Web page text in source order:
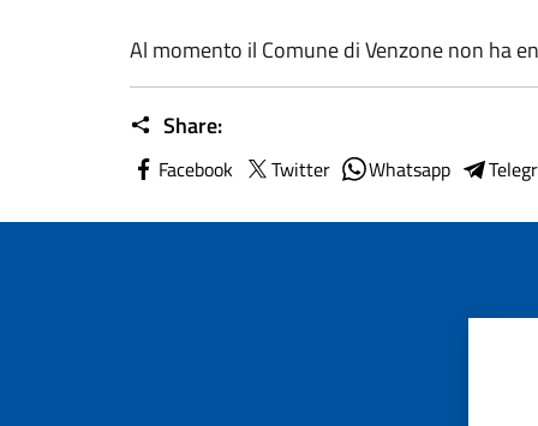
Al momento il Comune di Venzone non ha
Share:
Facebook Twitter Whatsapp